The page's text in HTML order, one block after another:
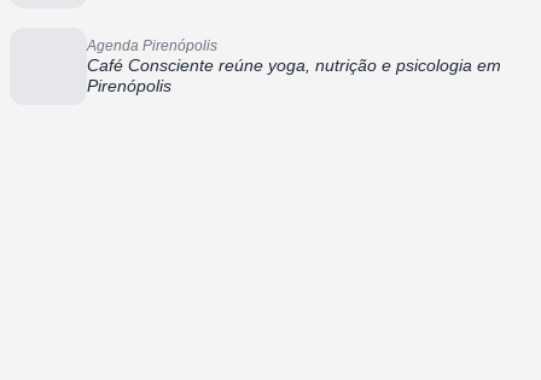
Agenda Pirenópolis
Café Consciente reúne yoga, nutrição e psicologia em
Pirenópolis